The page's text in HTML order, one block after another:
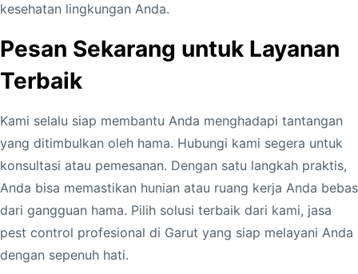
kesehatan lingkungan Anda.
Pesan Sekarang untuk Layanan
Terbaik
Kami selalu siap membantu Anda menghadapi tantangan
yang ditimbulkan oleh hama. Hubungi kami segera untuk
konsultasi atau pemesanan. Dengan satu langkah praktis,
Anda bisa memastikan hunian atau ruang kerja Anda bebas
dari gangguan hama. Pilih solusi terbaik dari kami, jasa
pest control profesional di Garut yang siap melayani Anda
dengan sepenuh hati.